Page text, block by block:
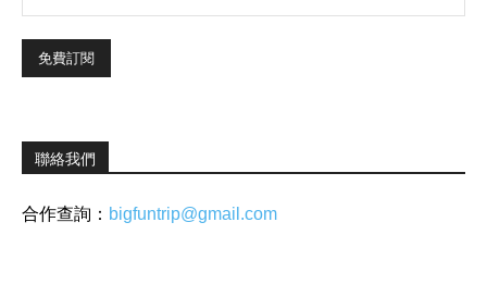
聯絡我們
合作查詢： bigfuntrip@gmail.com